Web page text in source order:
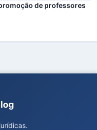
de professores